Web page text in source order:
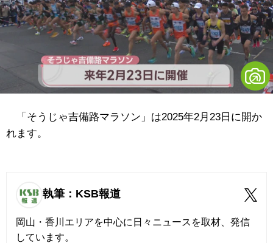
「そうじゃ吉備路マラソン」は2025年2月23日に開か
れます。
執筆：KSB報道
岡山・香川エリアを中心に日々ニュースを取材、発信
しています。